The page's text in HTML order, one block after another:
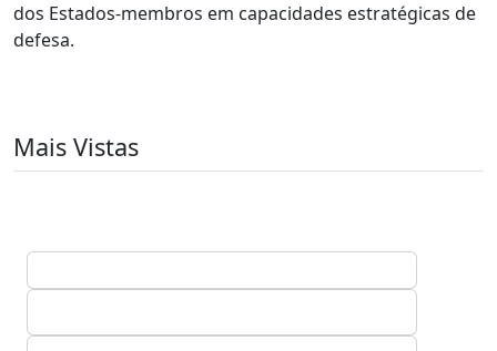
dos Estados-membros em capacidades estratégicas de
defesa.
Mais Vistas